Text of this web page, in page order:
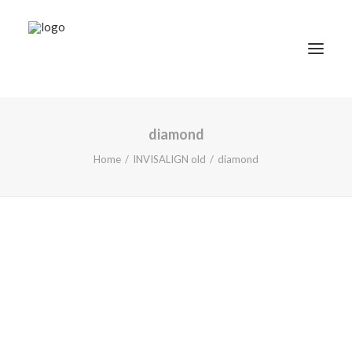
diamond
Home INVISALIGN old diamond